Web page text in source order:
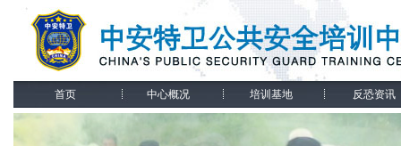
首页 中心概况 培训基地 反恐资讯